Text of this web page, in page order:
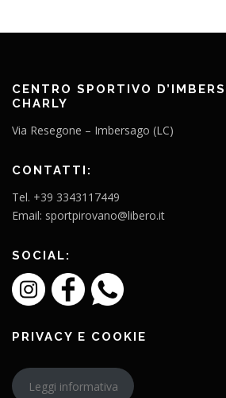
CENTRO SPORTIVO
CHARLY
Via Resegone – Imbersago (LC)
CONTATTI:
Tel. +39 3343117449
Email: sportpirovano@libero.it
SOCIAL:
PRIVACY E COOKIE
Leggi informativa